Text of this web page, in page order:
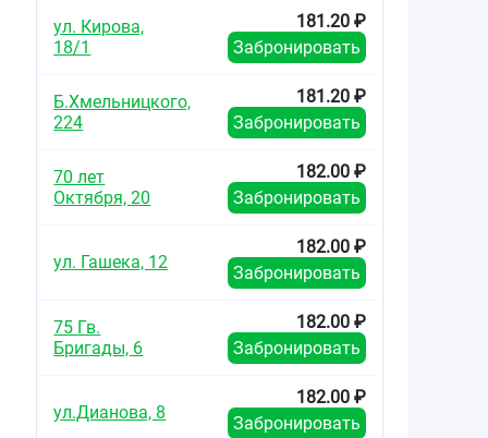
ул. Кирова,
18/1
181.20 ₽
Забронировать
Б.Хмельницкого,
224
181.20 ₽
Забронировать
70 лет
Октября, 20
182.00 ₽
Забронировать
ул. Гашека, 12
182.00 ₽
Забронировать
75 Гв.
Бригады, 6
182.00 ₽
Забронировать
ул.Дианова, 8
182.00 ₽
Забронировать